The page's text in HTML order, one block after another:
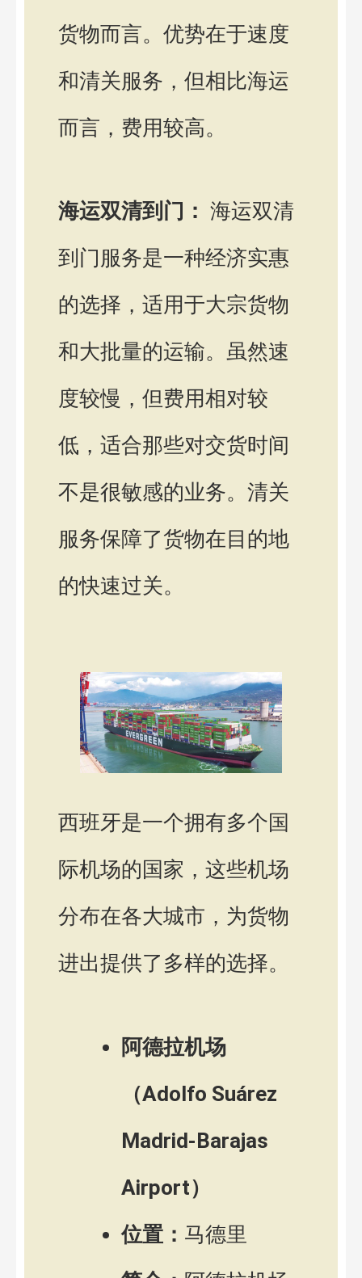
货物而言。优势在于速度
和清关服务，但相比海运
而言，费用较高。
海运双清到门： 海运双清
到门服务是一种经济实惠
的选择，适用于大宗货物
和大批量的运输。虽然速
度较慢，但费用相对较
低，适合那些对交货时间
不是很敏感的业务。清关
服务保障了货物在目的地
的快速过关。
西班牙是一个拥有多个国
际机场的国家，这些机场
分布在各大城市，为货物
进出提供了多样的选择。
阿德拉机场
（Adolfo Suárez
Madrid-Barajas
Airport）
位置： 马德里